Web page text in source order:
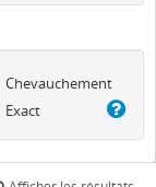
Chevauchement
Exact